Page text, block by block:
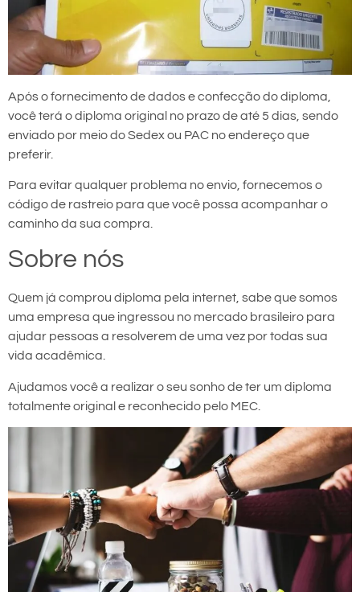
Após o fornecimento de dados e confecção do diploma,
você terá o diploma original no prazo de até 5 dias, sendo
enviado por meio do Sedex ou PAC no endereço que
preferir.
Para evitar qualquer problema no envio, fornecemos o
código de rastreio para que você possa acompanhar o
caminho da sua compra.
Sobre nós
Quem já comprou diploma pela internet, sabe que somos
uma empresa que ingressou no mercado brasileiro para
ajudar pessoas a resolverem de uma vez por todas sua
vida acadêmica.
Ajudamos você a realizar o seu sonho de ter um diploma
totalmente original e reconhecido pelo MEC.